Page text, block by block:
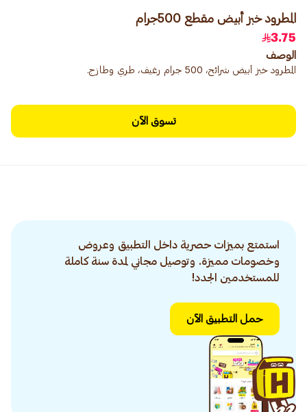
المطرود خبز أبيض مقطع 500جرام
3.75
الوصف
المطرود خبز أبيض شرائح، 500 جرام رغيف، طري وطازج.
تسوق الآن
استمتع بميزات حصرية داخل التطبيق وعروض
وخصومات مميزة. وتوصيل مجاني لمدة سنة كاملة
للمستخدمين الجدد!
حمل التطبيق الآن